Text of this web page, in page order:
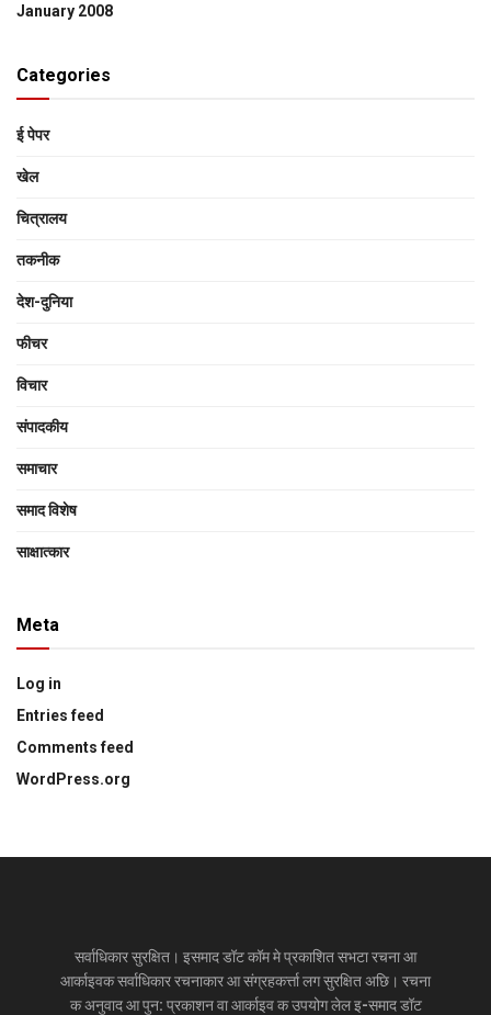
January 2008
Categories
ई पेपर
खेल
चित्रालय
तकनीक
देश-दुनिया
फीचर
विचार
संपादकीय
समाचार
समाद विशेष
साक्षात्‍कार
Meta
Log in
Entries feed
Comments feed
WordPress.org
सर्वाधिकार सुरक्षित। इसमाद डॉट कॉम मे प्रकाशित सभटा रचना आ
आर्काइवक सर्वाधिकार रचनाकार आ संग्रहकर्त्ता लग सुरक्षित अछि। रचना
क अनुवाद आ पुन: प्रकाशन वा आर्काइव क उपयोग लेल इ-समाद डॉट